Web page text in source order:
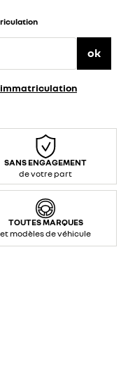
ok
immatriculation
SANS ENGAGEMENT
de votre part
TOUTES MARQUES
et modèles de véhicule